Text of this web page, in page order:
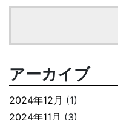
アーカイブ
2024年12月 (1)
2024年11月 (3)